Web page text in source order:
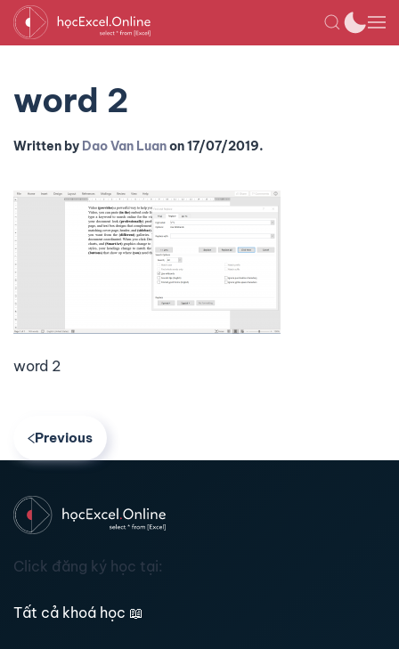
word 2
Written by Dao Van Luanon17/07/2019.
word 2
Previous
Click đăng ký học tại:
Tất cả khoá học 📖